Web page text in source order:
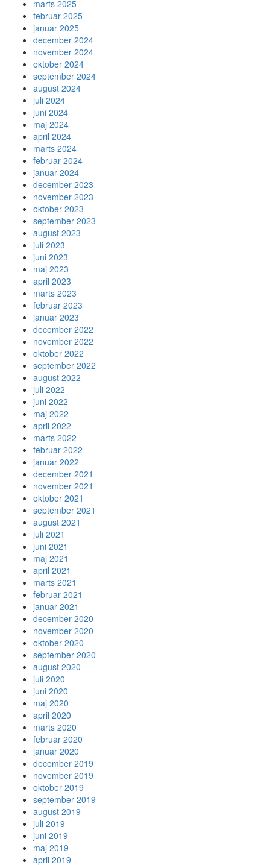
marts 2025
februar 2025
januar 2025
december 2024
november 2024
oktober 2024
september 2024
august 2024
juli 2024
juni 2024
maj 2024
april 2024
marts 2024
februar 2024
januar 2024
december 2023
november 2023
oktober 2023
september 2023
august 2023
juli 2023
juni 2023
maj 2023
april 2023
marts 2023
februar 2023
januar 2023
december 2022
november 2022
oktober 2022
september 2022
august 2022
juli 2022
juni 2022
maj 2022
april 2022
marts 2022
februar 2022
januar 2022
december 2021
november 2021
oktober 2021
september 2021
august 2021
juli 2021
juni 2021
maj 2021
april 2021
marts 2021
februar 2021
januar 2021
december 2020
november 2020
oktober 2020
september 2020
august 2020
juli 2020
juni 2020
maj 2020
april 2020
marts 2020
februar 2020
januar 2020
december 2019
november 2019
oktober 2019
september 2019
august 2019
juli 2019
juni 2019
maj 2019
april 2019